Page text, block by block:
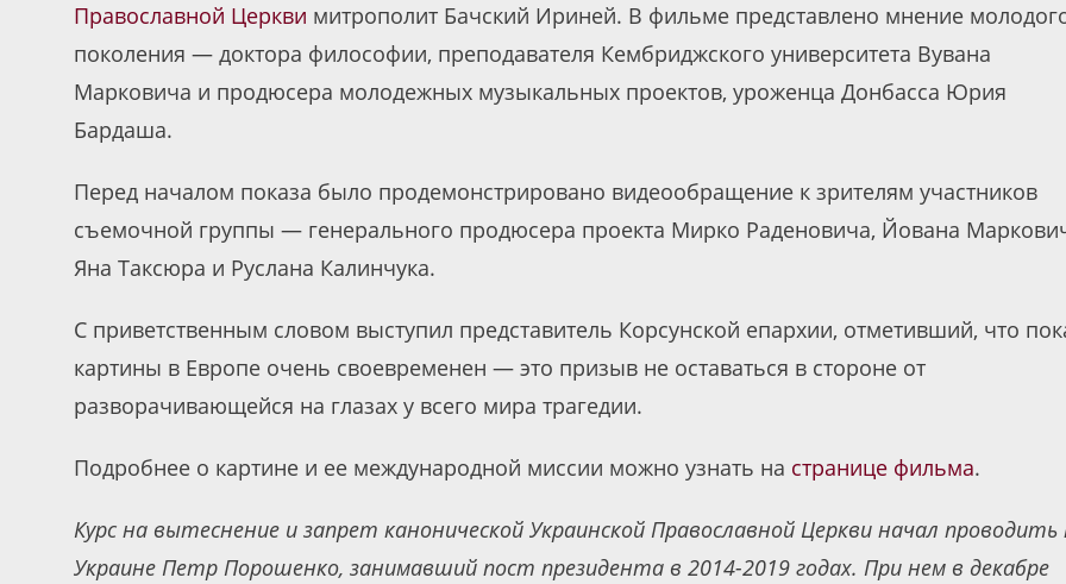
Православной Церкви митрополит Бачский Ириней. В фильме представлено мнение
поколения — доктора философии, преподавателя Кембриджского университета Вувана
Марковича и продюсера молодежных музыкальных проектов, уроженца Донбасса Юрия
Бардаша.
Перед началом показа было продемонстрировано видеообращение к зрителям участников
съемочной группы — генерального продюсера проекта Мирко Раденовича, Йована
Яна Таксюра и Руслана Калинчука.
С приветственным словом выступил представитель Корсунской епархии, отметивший, что
картины в Европе очень своевременен — это призыв не оставаться в стороне от
разворачивающейся на глазах у всего мира трагедии.
Подробнее о картине и ее международной миссии можно узнать на странице фильма.
Курс на вытеснение и запрет канонической Украинской Православной Церкви начал проводить
Украине Петр Порошенко, занимавший пост президента в 2014-2019 годах. При нем в декабре